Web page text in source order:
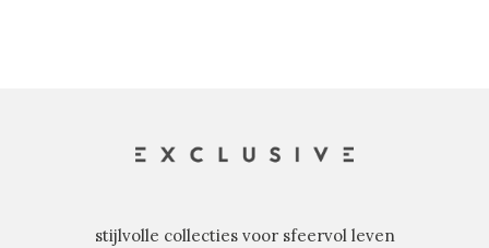
stijlvolle collecties voor sfeervol leven